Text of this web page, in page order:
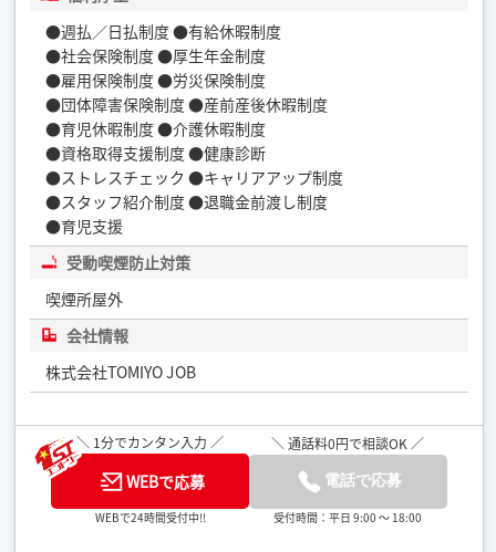
●週払／日払制度 ●有給休暇制度
●社会保険制度 ●厚生年金制度
●雇用保険制度 ●労災保険制度
●団体障害保険制度 ●産前産後休暇制度
●育児休暇制度 ●介護休暇制度
●資格取得支援制度 ●健康診断
●ストレスチェック ●キャリアアップ制度
●スタッフ紹介制度 ●退職金前渡し制度
●育児支援
受動喫煙防止対策
喫煙所屋外
会社情報
株式会社TOMIYO JOB
＼ 1分でカンタン入力 ／
WEBで応募
WEBで24時間受付中!!
＼ 通話料0円で相談OK ／
電話で応募
受付時間：平日 9:00 ～ 18:00